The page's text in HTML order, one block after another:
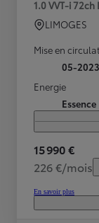
1.0 VVT-i 72ch
LIMOGES
Mise en
05-2023
Energie
Essence
15 990 €
226 €/mois
En savoir plus